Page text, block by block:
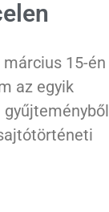
15-én
az egyik